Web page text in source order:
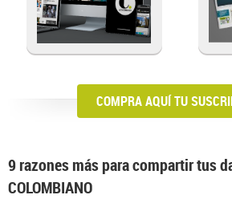
COMPRA AQUÍ TU
9 razones más para compartir tus
COLOMBIANO